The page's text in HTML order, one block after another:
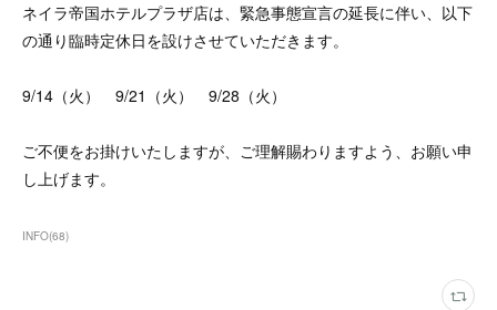
ネイラ帝国ホテルプラザ店は、緊急事態宣言の延長に伴い、以下
の通り臨時定休日を設けさせていただきます。
9/14（火） 9/21（火） 9/28（火）
ご不便をお掛けいたしますが、ご理解賜わりますよう、お願い申
し上げます。
INFO(68)